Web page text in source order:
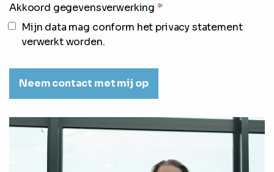
Akkoord gegevensverwerking *
Mijn data mag conform het privacy statement
verwerkt worden.